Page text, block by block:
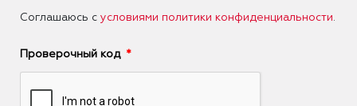
Соглашаюсь с условиями политики конфиденциальности.
Проверочный код